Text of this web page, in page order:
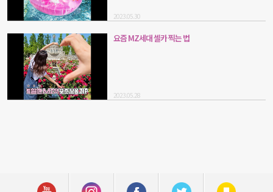
2023.05.30
요즘 MZ세대 셀카 찍는 법
2023.05.28